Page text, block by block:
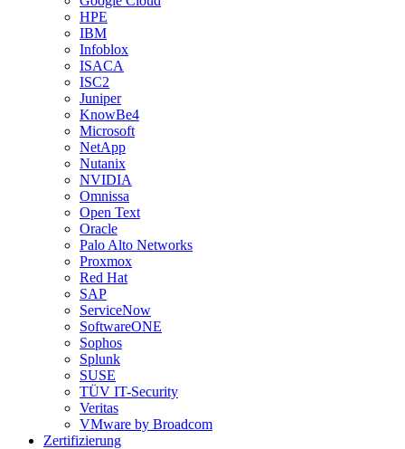
HPE
IBM
Infoblox
ISACA
ISC2
Juniper
KnowBe4
Microsoft
NetApp
Nutanix
NVIDIA
Omnissa
Open Text
Oracle
Palo Alto Networks
Proxmox
Red Hat
SAP
ServiceNow
SoftwareONE
Sophos
Splunk
SUSE
TÜV IT-Security
Veritas
VMware by Broadcom
Zertifizierung